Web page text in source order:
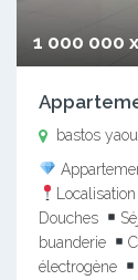
1 000 000
bastos
Douches
buanderie
électrogène